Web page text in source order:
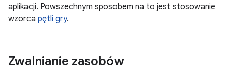
aplikacji. Powszechnym sposobem na to jest stosowanie
wzorca pętli gry.
Zwalnianie zasobów